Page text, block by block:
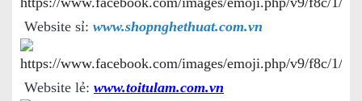
Website sỉ: www.shopnghethuat.com.vn
Website lẻ: www.toitulam.com.vn